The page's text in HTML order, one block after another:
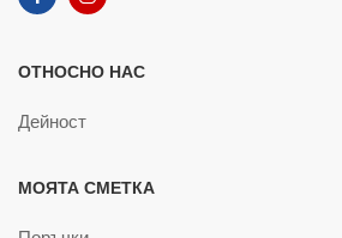
ОТНОСНО НАС
Дейност
МОЯТА СМЕТКА